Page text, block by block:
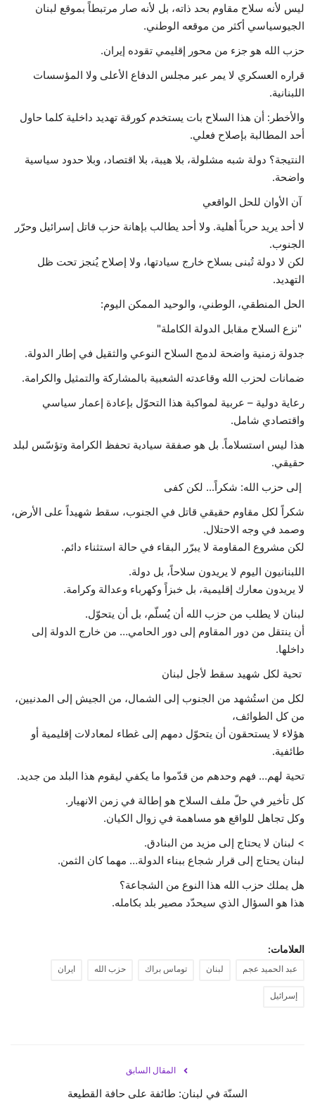
ليس لأنه سلاح مقاوم بحد ذاته، بل لأنه صار مرتبطاً بموقع لبنان
الجيوسياسي أكثر من موقعه الوطني.
حزب الله هو جزء من محور إقليمي تقوده إيران.
قراره العسكري لا يمر عبر مجلس الدفاع الأعلى ولا المؤسسات
اللبنانية.
والأخطر: أن هذا السلاح بات يستخدم كورقة تهديد داخلية كلما حاول
أحد المطالبة بإصلاح فعلي.
النتيجة؟ دولة شبه مشلولة، بلا هيبة، بلا اقتصاد، وبلا حدود سياسية
واضحة.
آن الأوان للحل الواقعي
لا أحد يريد حرباً أهلية. ولا أحد يطالب بإهانة حزب قاتل إسرائيل وحرّر
الجنوب.
لكن لا دولة تُبنى بسلاح خارج سيادتها، ولا إصلاح يُنجز تحت ظل
التهديد.
الحل المنطقي، الوطني، والوحيد الممكن اليوم:
"نزع السلاح مقابل الدولة الكاملة"
جدولة زمنية واضحة لدمج السلاح النوعي والثقيل في إطار الدولة.
ضمانات لحزب الله وقاعدته الشعبية بالمشاركة والتمثيل والكرامة.
رعاية دولية – عربية لمواكبة هذا التحوّل بإعادة إعمار سياسي
واقتصادي شامل.
هذا ليس استسلاماً. بل هو صفقة سيادية تحفظ الكرامة وتؤسّس لبلد
حقيقي.
إلى حزب الله: شكراً... لكن كفى
شكراً لكل مقاوم حقيقي قاتل في الجنوب، سقط شهيداً على الأرض،
وصمد في وجه الاحتلال.
لكن مشروع المقاومة لا يبرّر البقاء في حالة استثناء دائم.
اللبنانيون اليوم لا يريدون سلاحاً، بل دولة.
لا يريدون معارك إقليمية، بل خبزاً وكهرباء وعدالة وكرامة.
لبنان لا يطلب من حزب الله أن يُسلّم، بل أن يتحوّل.
أن ينتقل من دور المقاوم إلى دور الحامي… من خارج الدولة إلى
داخلها.
تحية لكل شهيد سقط لأجل لبنان
لكل من استُشهد من الجنوب إلى الشمال، من الجيش إلى المدنيين،
من كل الطوائف،
هؤلاء لا يستحقون أن يتحوّل دمهم إلى غطاء لمعادلات إقليمية أو
طائفية.
تحية لهم… فهم وحدهم من قدّموا ما يكفي ليقوم هذا البلد من جديد.
كل تأخير في حلّ ملف السلاح هو إطالة في زمن الانهيار.
وكل تجاهل للواقع هو مساهمة في زوال الكيان.
> لبنان لا يحتاج إلى مزيد من البنادق.
لبنان يحتاج إلى قرار شجاع ببناء الدولة… مهما كان الثمن.
هل يملك حزب الله هذا النوع من الشجاعة؟
هذا هو السؤال الذي سيحدّد مصير بلد بكامله.
العلامات:
عبد الحميد عجم لبنان توماس براك حزب الله
ايران
إسرائيل
المقال السابق
السنّة في لبنان: طائفة على حافة القطيعة